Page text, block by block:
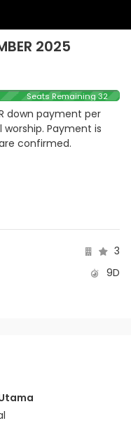
2025
Seats Remaining 32
down payment per
Payment is
confirmed.
3
9D